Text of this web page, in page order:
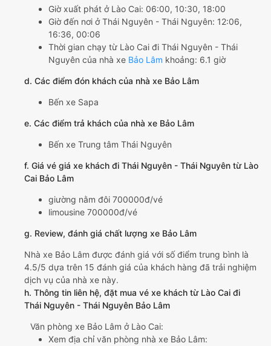
Giờ xuất phát ở Lào Cai: 06:00, 10:30, 18:00
Giờ đến nơi ở Thái Nguyên - Thái Nguyên: 12:06,
16:36, 00:06
Thời gian chạy từ Lào Cai đi Thái Nguyên - Thái
Nguyên của nhà xe Bảo Lâm khoảng: 6.1 giờ
d. Các điểm đón khách của nhà xe Bảo Lâm
Bến xe Sapa
e. Các điểm trả khách của nhà xe Bảo Lâm
Bến xe Trung tâm Thái Nguyên
f. Giá vé giá xe khách đi Thái Nguyên - Thái Nguyên từ Lào
Cai Bảo Lâm
giường nằm đôi 700000đ/vé
limousine 700000đ/vé
g. Review, đánh giá chất lượng xe Bảo Lâm
Nhà xe Bảo Lâm được đánh giá với số điểm trung bình là
4.5/5 dựa trên 15 đánh giá của khách hàng đã trải nghiệm
dịch vụ của nhà xe này.
h. Thông tin liên hệ, đặt mua vé xe khách từ Lào Cai đi
Thái Nguyên - Thái Nguyên Bảo Lâm
Văn phòng xe Bảo Lâm ở Lào Cai:
Xem địa chỉ văn phòng nhà xe Bảo Lâm: